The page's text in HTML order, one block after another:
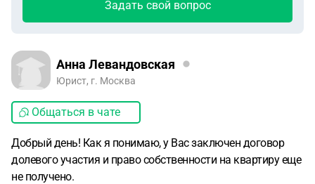
Задать свой вопрос
Анна Левандовская
Юрист, г. Москва
Общаться в чате
Добрый день! Как я понимаю, у Вас заключен договор
долевого участия и право собственности на квартиру еще
не получено.